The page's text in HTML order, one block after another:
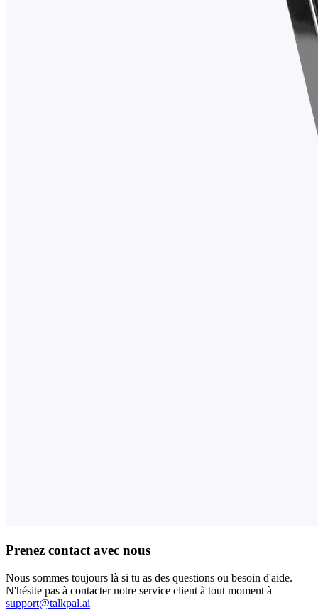
Prenez contact avec nous
Nous sommes toujours là si tu as des questions ou besoin d'aide.
N'hésite pas à contacter notre service client à tout moment à
support@talkpal.ai